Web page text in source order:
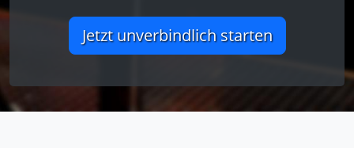
Jetzt unverbindlich starten